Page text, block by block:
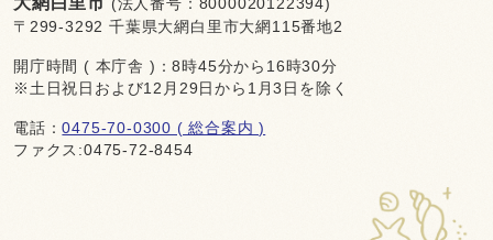
(法人番号：8000020122394)
〒299-3292 千葉県大網白里市大網115番地2
開庁時間 ( 本庁舎 )：8時45分から16時30分
※土日祝日および12月29日から1月3日を除く
電話：0475-70-0300 ( 総合案内 )
ファクス:0475-72-8454